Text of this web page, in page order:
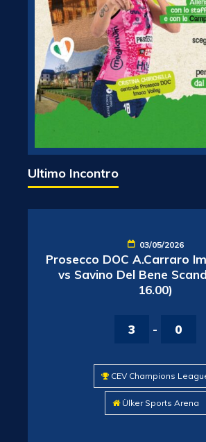
Ultimo Incontro
03/05/2026
Prosecco DOC A.Carraro
vs Savino Del Bene
16.00)
3 - 0
CEV Champions
Ülker Sports Arena